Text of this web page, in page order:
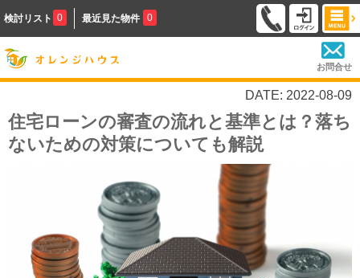
検討リスト 0 最近見た物件 0
お問合せ
DATE: 2022-08-09
住宅ローンの審査の流れと基準とは？落ち
ないための対策についても解説